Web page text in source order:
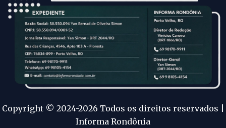
Copyright © 2024-2026 Todos os direitos reservados |
Informa Rondônia